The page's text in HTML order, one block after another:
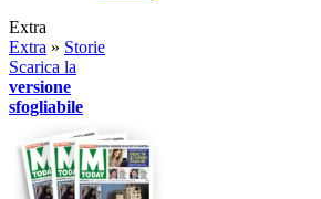
Extra
Extra » Storie
Scarica la
versione
sfogliabile